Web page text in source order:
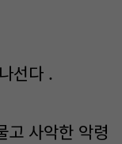
선다 .
고 사악한 악령